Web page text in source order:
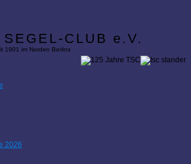
CLUB e.V.
1901 im Norden Berlins
2026